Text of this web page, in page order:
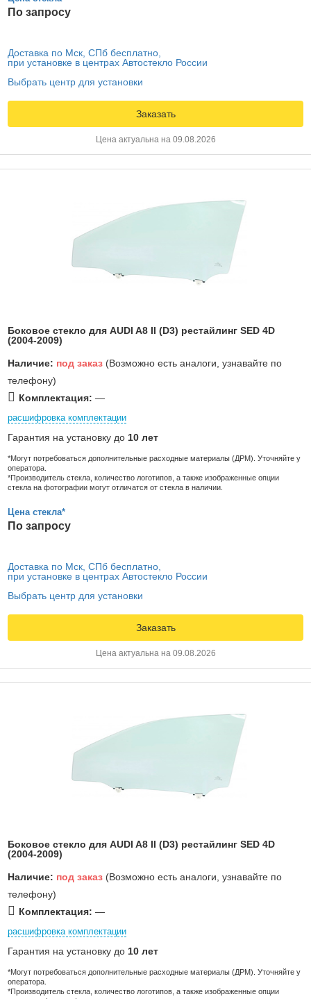
По запросу
Доставка по Мск, СПб бесплатно,
при установке в центрах Автостекло России
Выбрать центр для установки
Заказать
Цена актуальна на 09.08.2026
Боковое стекло для AUDI A8 II (D3) рестайлинг SED 4D
(2004-2009)
Наличие: под заказ (Возможно есть аналоги, узнавайте по
телефону)
Комплектация: —
расшифровка комплектации
Гарантия на установку до 10 лет
*Могут потребоваться дополнительные расходные материалы (ДРМ). Уточняйте у
оператора.
*Производитель стекла, количество логотипов, а также изображенные опции
стекла на фотографии могут отличатся от стекла в наличии.
Цена стекла*
По запросу
Доставка по Мск, СПб бесплатно,
при установке в центрах Автостекло России
Выбрать центр для установки
Заказать
Цена актуальна на 09.08.2026
Боковое стекло для AUDI A8 II (D3) рестайлинг SED 4D
(2004-2009)
Наличие: под заказ (Возможно есть аналоги, узнавайте по
телефону)
Комплектация: —
расшифровка комплектации
Гарантия на установку до 10 лет
*Могут потребоваться дополнительные расходные материалы (ДРМ). Уточняйте у
оператора.
*Производитель стекла, количество логотипов, а также изображенные опции